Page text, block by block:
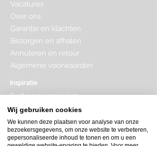
Vacatures
Over ons
Garantie en klachten
Bezorgen en afhalen
Annuleren en retour
Algemene voorwaarden
Inspiratie
Badkamer specialist
Complete badkamer
Badkamer kopen
Badkamer op maat
Badkamer indeling
Wij gebruiken cookies
We kunnen deze plaatsen voor analyse van onze
bezoekersgegevens, om onze website te verbeteren,
gepersonaliseerde inhoud te tonen en om u een